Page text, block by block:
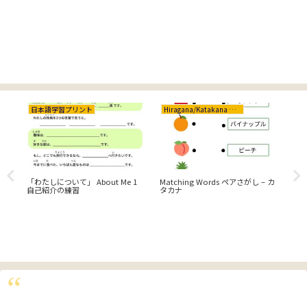
日本語学習プリント
「わたしについて」 About Me 1
自己紹介の練習
Hiragana/Katakana ひらがな/カタカナ
Matching Words ペアさがし – カ
タカナ
水